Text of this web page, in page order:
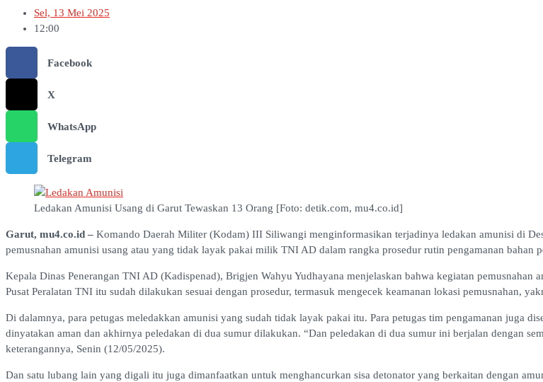
Sel, 13 Mei 2025
12:00
Facebook
X
WhatsApp
Telegram
Ledakan Amunisi Usang di Garut Tewaskan 13 Orang [Foto: detik.com, mu4.co.id]
Garut, mu4.co.id – Komando Daerah Militer (Kodam) III Siliwangi menginformasikan terjadinya ledakan amunisi di
pemusnahan amunisi usang atau yang tidak layak pakai milik TNI AD dalam rangka prosedur rutin pengamanan bahan
Kepala Dinas Penerangan TNI AD (Kadispenad), Brigjen Wahyu Yudhayana menjelaskan bahwa kegiatan
Pusat Peralatan TNI itu sudah dilakukan sesuai dengan prosedur, termasuk mengecek keamanan lokasi pemusnahan,
Di dalamnya, para petugas meledakkan amunisi yang sudah tidak layak pakai itu. Para petugas tim pengamanan juga
dinyatakan aman dan akhirnya peledakan di dua sumur dilakukan. “Dan peledakan di dua sumur ini berjalan dengan
keterangannya, Senin (12/05/2025).
Dan satu lubang lain yang digali itu juga dimanfaatkan untuk menghancurkan sisa detonator yang berkaitan dengan